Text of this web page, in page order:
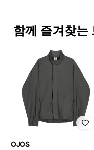
함께 즐겨찾는
OJOS